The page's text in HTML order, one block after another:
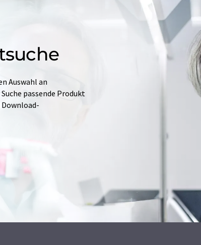
Auswahl an
passende Produkt